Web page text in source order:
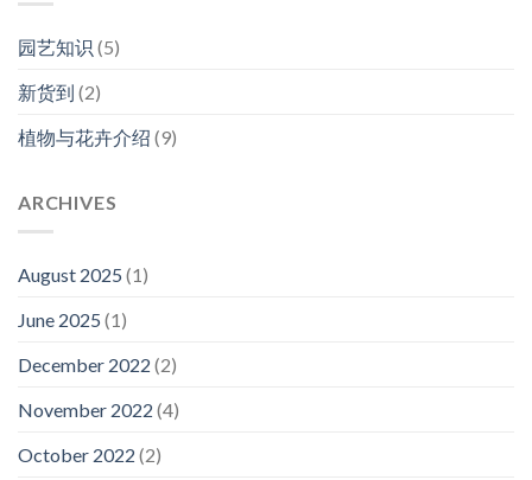
园艺知识 (5)
新货到 (2)
植物与花卉介绍 (9)
ARCHIVES
August 2025 (1)
June 2025 (1)
December 2022 (2)
November 2022 (4)
October 2022 (2)